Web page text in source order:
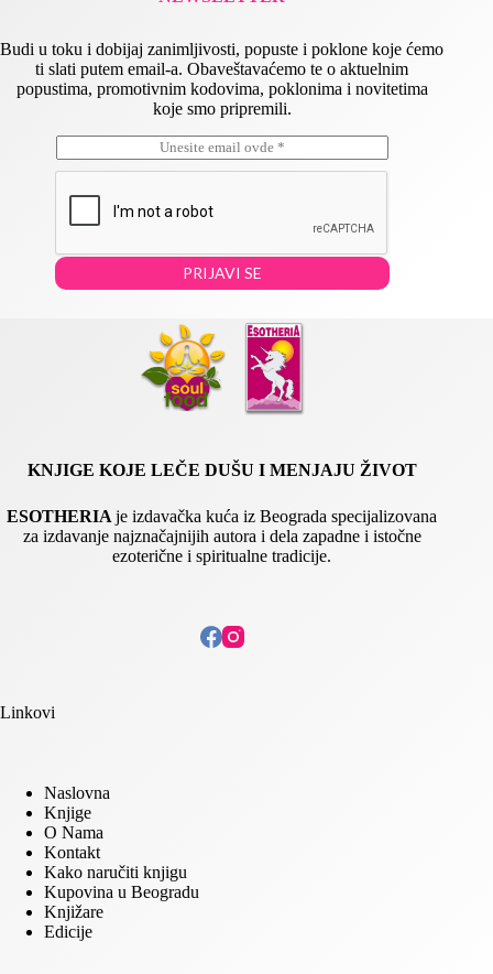
Budi u toku i dobijaj zanimljivosti, popuste i poklone koje ćemo
ti slati putem email-a. Obaveštavaćemo te o aktuelnim
popustima, promotivnim kodovima, poklonima i novitetima
koje smo pripremili.
m
*
m
PRIJAVI SE
KNJIGE KOJE LEČE DUŠU I MENJAJU ŽIVOT
ESOTHERIAje izdavačka kuća iz Beograda specijalizovana
za izdavanje najznačajnijih autora i dela zapadne i istočne
ezoterične i spiritualne tradicije.
Linkovi
Naslovna
Knjige
O Nama
Kontakt
Kako naručiti knjigu
Kupovina u Beogradu
Knjižare
Edicije